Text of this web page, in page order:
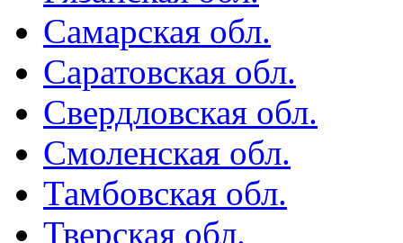
Самарская обл.
Саратовская обл.
Свердловская обл.
Смоленская обл.
Тамбовская обл.
Тверская обл.